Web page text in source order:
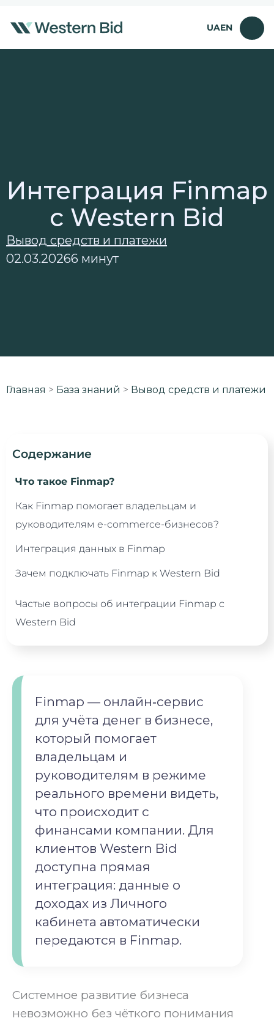
UAEN
Интеграция Finmap
с Western Bid
Вывод средств и платежи
02.03.20266 минут
Главная > База знаний > Вывод средств и платежи
Содержание
Что такое Finmap?
Как Finmap помогает владельцам и
руководителям e-commerce-бизнесов?
Интеграция данных в Finmap
Зачем подключать Finmap к Western Bid
Частые вопросы об интеграции Finmap с
Western Bid
Finmap — онлайн‑сервис
для учёта денег в бизнесе,
который помогает
владельцам и
руководителям в режиме
реального времени видеть,
что происходит с
финансами компании. Для
клиентов Western Bid
доступна прямая
интеграция: данные о
доходах из Личного
кабинета автоматически
передаются в Finmap.
Системное развитие бизнеса
невозможно без чёткого понимания